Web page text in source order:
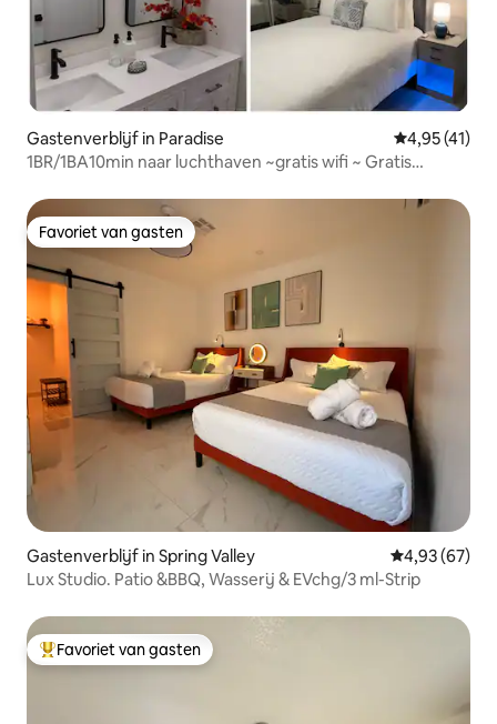
Gastenverblijf in Paradise Gemiddelde
4,95 (41)
1BR/1BA10min naar luchthaven ~gratis wifi ~ Gratis
Favoriet van gasten
Favoriet van gasten
Gastenverblijf in Spring Valley Gemiddelde
4,93 (67)
Lux Studio. Patio &BBQ, Wasserij & EVchg/3 ml-Strip
Topfavoriet van gasten
Favoriet van gasten